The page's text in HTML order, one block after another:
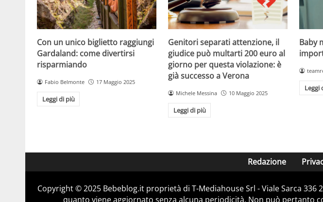
Con un unico biglietto raggiungi
Gardaland: come divertirsi
risparmiando
Fabio Belmonte 17 Maggio 2025
Leggi di più
Genitori separati attenzione, il
giudice può multarti 200 euro al
giorno per questa violazione: è
già successo a Verona
Michele Messina 10 Maggio 2025
Leggi di più
Baby
Leggi
Redazione
Copyright © 2025 Bebeblog.it proprietà di T-Mediahouse Srl - Viale Sarca
quanto viene aggiornato senza alcuna periodicità. Non può pertanto